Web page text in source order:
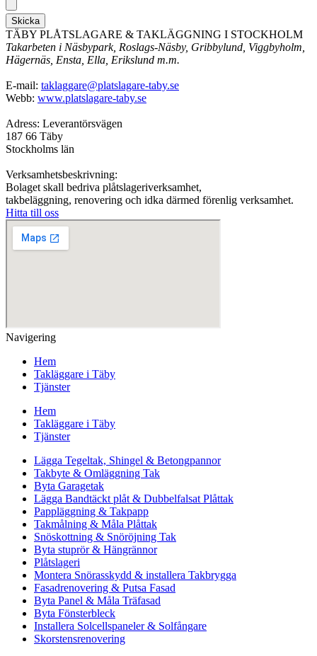
Skicka
TÄBY PLÅTSLAGARE & TAKLÄGGNING I STOCKHOLM
Takarbeten i Näsbypark, Roslags-Näsby, Gribbylund, Viggbyholm,
Hägernäs, Ensta, Ella, Erikslund m.m.
E-mail: taklaggare@platslagare-taby.se
Webb: www.platslagare-taby.se
Adress: Leverantörsvägen
187 66 Täby
Stockholms län
Verksamhetsbeskrivning:
Bolaget skall bedriva plåtslageriverksamhet,
takbeläggning, renovering och idka därmed förenlig verksamhet.
Hitta till oss
Navigering
Hem
Takläggare i Täby
Tjänster
Hem
Takläggare i Täby
Tjänster
Lägga Tegeltak, Shingel & Betongpannor
Takbyte & Omläggning Tak
Byta Garagetak
Lägga Bandtäckt plåt & Dubbelfalsat Plåttak
Pappläggning & Takpapp
Takmålning & Måla Plåttak
Snöskottning & Snöröjning Tak
Byta stuprör & Hängrännor
Plåtslageri
Montera Snörasskydd & installera Takbrygga
Fasadrenovering & Putsa Fasad
Byta Panel & Måla Träfasad
Byta Fönsterbleck
Installera Solcellspaneler & Solfångare
Skorstensrenovering